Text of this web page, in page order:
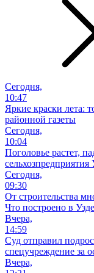
Сегодня,
10:47
Яркие краски лета:
районной газеты
Сегодня,
10:04
Поголовье растет,
сельхозпредприятия
Сегодня,
09:30
От строительства
Что построено в
Вчера,
14:59
Суд отправил
спецучреждение за
Вчера,